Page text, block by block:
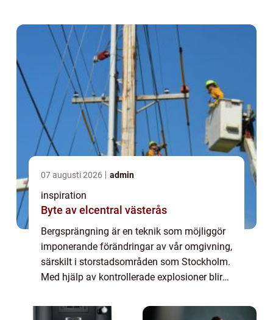
07 augusti 2026 admin
inspiration
Byte av elcentral västerås
Bergsprängning är en teknik som möjliggör
imponerande förändringar av vår omgivning,
särskilt i storstadsområden som Stockholm.
Med hjälp av kontrollerade explosioner blir